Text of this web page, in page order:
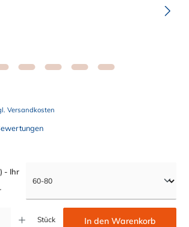
Versandkosten
- Ihr
auswählen
Wert ein oder benutze die Schaltflächen um die Anzahl
Stück In den Warenkorb